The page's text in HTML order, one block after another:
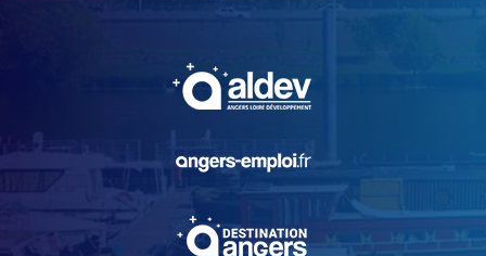
, Ouvre une nouvelle